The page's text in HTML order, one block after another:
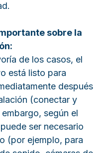
sobre la
de los casos, el
está listo para
después
(conectar y
embargo, según el
ser necesario
(por ejemplo, para